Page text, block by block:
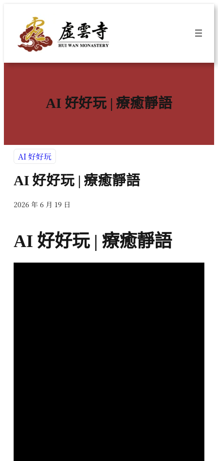
內
AI 好好玩 | 療癒靜語
AI 好好玩
AI 好好玩 | 療癒靜語
2026 年 6 月 19 日
AI 好好玩 | 療癒靜語